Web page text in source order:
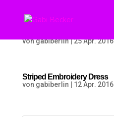
vongabiberlin|25 Apr. 2016
Striped Embroidery Dress
von gabiberlin 12 Apr. 2016